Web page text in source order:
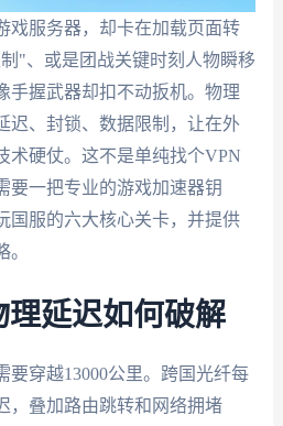
戏服务器，却卡在加载页面转
"、或是团战关键时刻人物瞬移
手握武器却扣不动扳机。物理
迟、封锁、数据限制，让在外
术硬仗。这不是单纯找个VPN
一把专业的游戏加速器钥
国服的六大核心关卡，并提供
理延迟如何破解
要穿越13000公里。跨国光纤每
，叠加路由跳转和网络拥堵